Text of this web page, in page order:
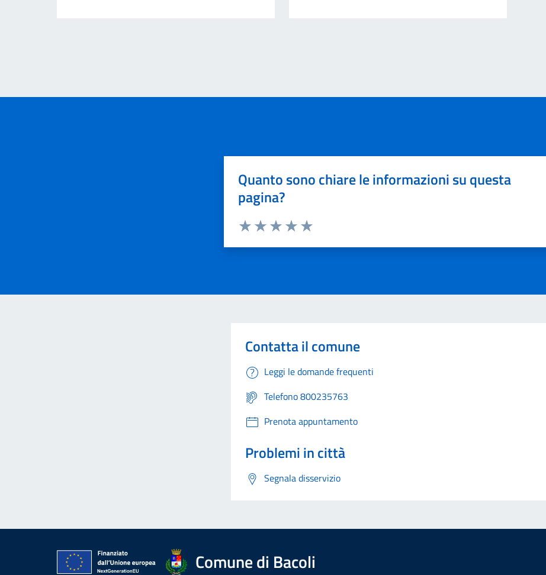
Quanto sono chiare le informazioni su questa
pagina?
Contatta il comune
Leggi le domande frequenti
Telefono 800235763
Prenota appuntamento
Problemi in città
Segnala disservizio
Comune di Bacoli